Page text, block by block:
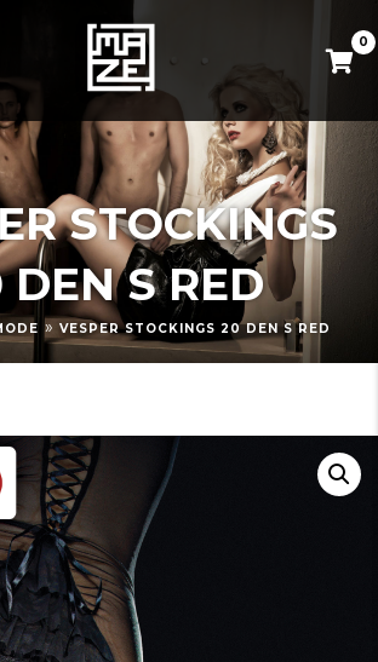
0
STOCKINGS
DEN S RED
» VESPER STOCKINGS 20 DEN S RED